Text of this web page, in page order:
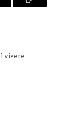
Copy
vivere